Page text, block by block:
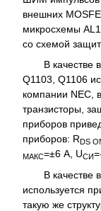
внешних
микросхемы
со схемой
В качестве
Q1103, Q1106
компании NEC,
транзисторы,
приборов
приборов: RDS
МАКС=±6 А, UСИ
В качестве
используется
такую же